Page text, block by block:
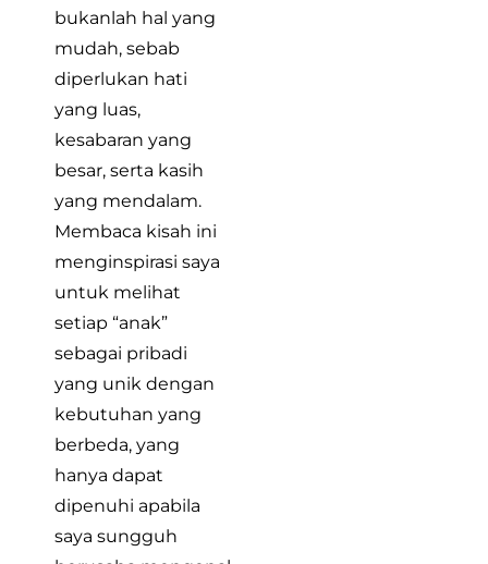
bukanlah hal yang
mudah, sebab
diperlukan hati
yang luas,
kesabaran yang
besar, serta kasih
yang mendalam.
Membaca kisah ini
menginspirasi saya
untuk melihat
setiap “anak”
sebagai pribadi
yang unik dengan
kebutuhan yang
berbeda, yang
hanya dapat
dipenuhi apabila
saya sungguh